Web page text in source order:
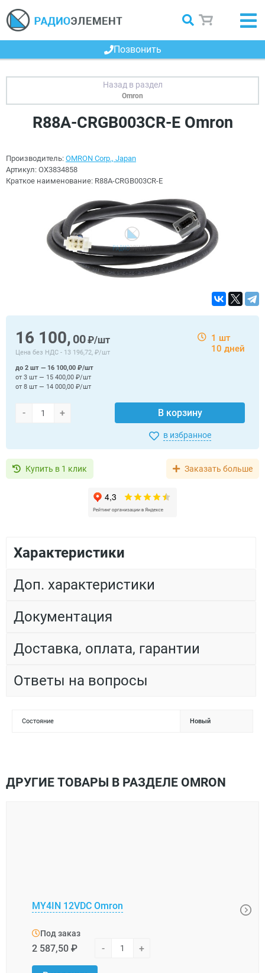
Позвонить
Omron
R88A-CRGB003CR-E Omron
Производитель: OMRON Corp., Japan
Артикул: OX3834858
Краткое наименование: R88A-CRGB003CR-E
16 100, 00₽/шт
Цена без НДС - 13 196,72, ₽/шт
1 шт
10 дней
- + В корзину
до 2 шт — 16 100,00 ₽/шт
от 3 шт — 15 400,00 ₽/шт
от 8 шт — 14 000,00 ₽/шт
в избранное
Купить в 1 клик Заказать больше
Характеристики
Доп. характеристики
Документация
Доставка, оплата, гарантии
Ответы на вопросы
Состояние Новый
ДРУГИЕ ТОВАРЫ В РАЗДЕЛЕ OMRON
MY4IN 12VDC Omron
Под заказ
2 587,50 ₽ - +